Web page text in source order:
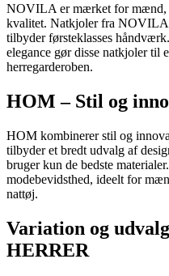
NOVILA er mærket for mænd,
kvalitet. Natkjoler fra NOVILA
tilbyder førsteklasses
elegance gør disse natkjoler til
herregarderoben.
HOM – Stil og
HOM kombinerer stil og
tilbyder et bredt udvalg af
bruger kun de bedste
modebevidsthed, ideelt for
nattøj.
Variation og
HERRER